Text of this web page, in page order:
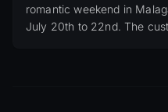
romantic weekend in
July 20th to 22nd. The